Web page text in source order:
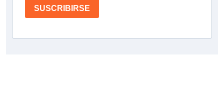
SUSCRIBIRSE